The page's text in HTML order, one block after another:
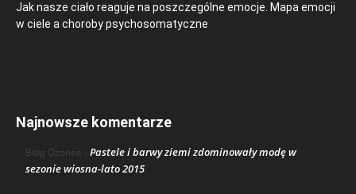
Jak nasze ciało reaguje na poszczególne emocje. Mapa emocji
w ciele a choroby psychosomatyczne
Najnowsze komentarze
Blog Ozonee - Pastele i barwy ziemi zdominowały modę w
sezonie wiosna-lato 2015